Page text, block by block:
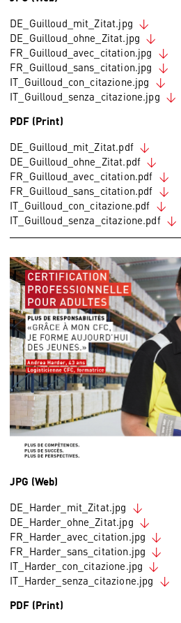
DE_Guilloud_mit_Zitat.jpg
DE_Guilloud_ohne_Zitat.jpg
FR_Guilloud_avec_citation.jpg
FR_Guilloud_sans_citation.jpg
IT_Guilloud_con_citazione.jpg
IT_Guilloud_senza_citazione.jpg
PDF (Print)
DE_Guilloud_mit_Zitat.pdf
DE_Guilloud_ohne_Zitat.pdf
FR_Guilloud_avec_citation.pdf
FR_Guilloud_sans_citation.pdf
IT_Guilloud_con_citazione.pdf
IT_Guilloud_senza_citazione.pdf
JPG (Web)
DE_Harder_mit_Zitat.jpg
DE_Harder_ohne_Zitat.jpg
FR_Harder_avec_citation.jpg
FR_Harder_sans_citation.jpg
IT_Harder_con_citazione.jpg
IT_Harder_senza_citazione.jpg
PDF (Print)